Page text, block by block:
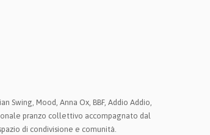
Mood, Anna Ox, BBF, Addio Addio,
pranzo collettivo accompagnato dal
di condivisione e comunità.